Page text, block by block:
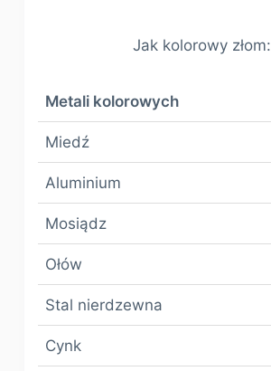
Jak kolorowy złom:
Metali kolorowych
Miedź
Aluminium
Mosiądz
Ołów
Stal nierdzewna
Cynk